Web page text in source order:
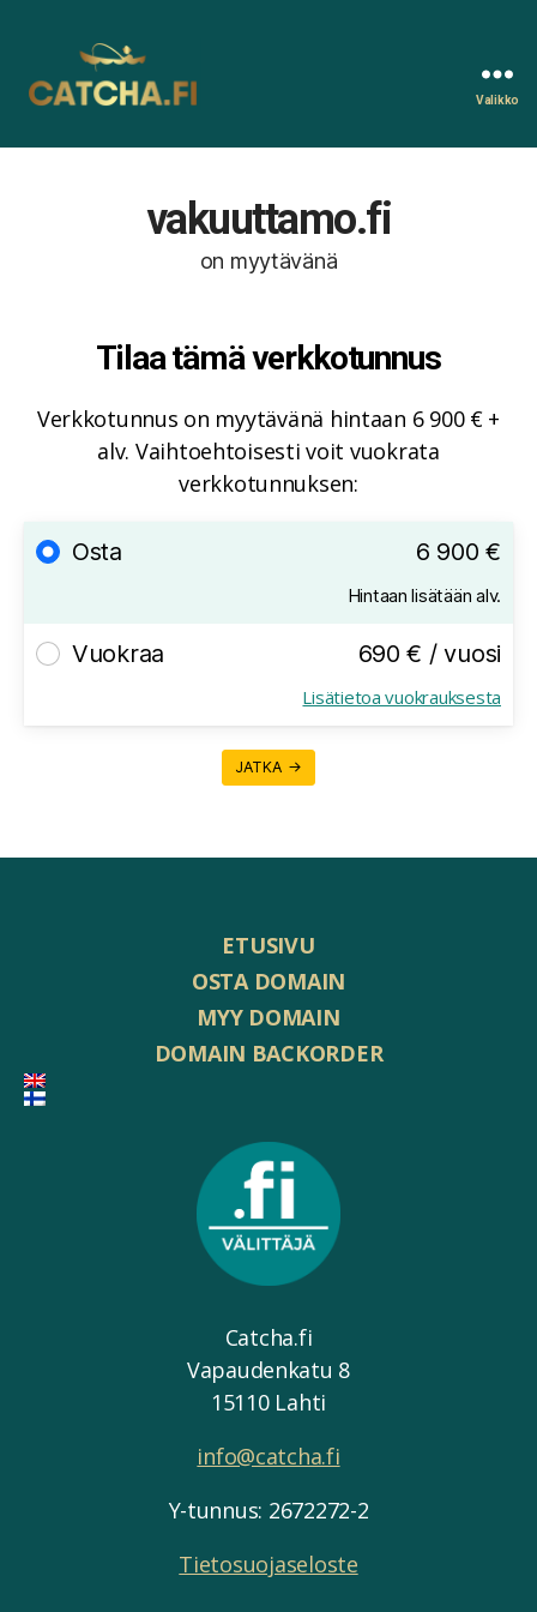
Valikko
vakuuttamo.fi
on myytävänä
Tilaa tämä verkkotunnus
Verkkotunnus on myytävänä hintaan 6 900 € +
alv. Vaihtoehtoisesti voit vuokrata
verkkotunnuksen:
Osta 6 900 €
Hintaan lisätään alv.
Vuokraa 690 € / vuosi
Lisätietoa vuokrauksesta
JATKA →
ETUSIVU
OSTA DOMAIN
MYY DOMAIN
DOMAIN BACKORDER
Catcha.fi
Vapaudenkatu 8
15110 Lahti
info@catcha.fi
Y-tunnus: 2672272-2
Tietosuojaseloste